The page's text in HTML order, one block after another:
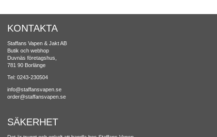
KONTAKTA
Staffans Vapen & Jakt AB
Butik och webhop
Duvnäs företagshus,
781 90 Borlänge
Tel: 0243-230504
info@staffansvapen.se
order@staffansvapen.se
SÄKERHET